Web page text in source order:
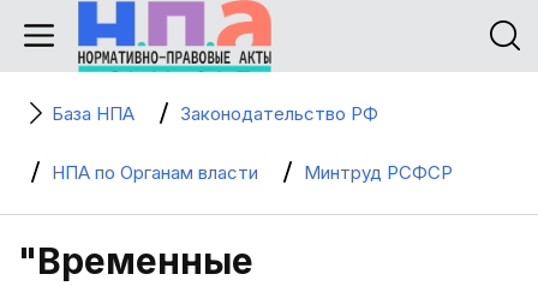
База НПА Законодательство РФ
НПА по Органам власти Минтруд РСФСР
"Временные